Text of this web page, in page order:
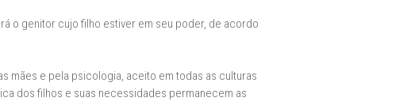
o genitor cujo filho estiver em seu poder, de acordo
mães e pela psicologia, aceito em todas as culturas
dos filhos e suas necessidades permanecem as